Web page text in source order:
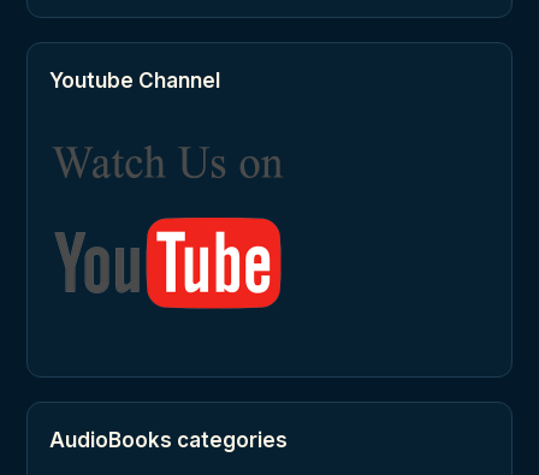
Youtube Channel
AudioBooks categories